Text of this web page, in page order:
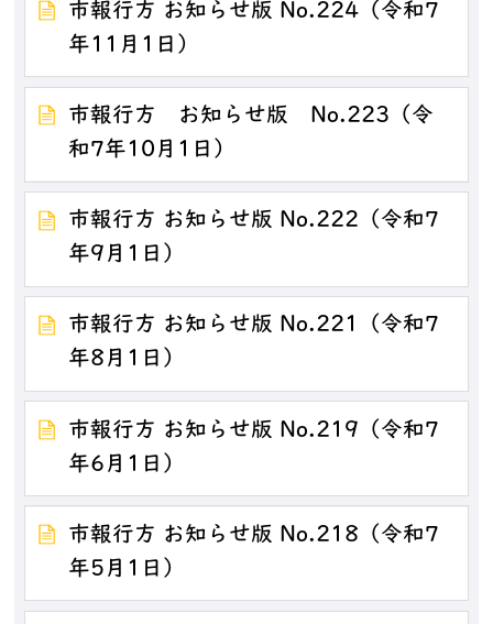
市報行方 お知らせ版 No.224（令和7
年11月1日）
市報行方 お知らせ版 No.223（令
和7年10月1日）
市報行方 お知らせ版 No.222（令和7
年9月1日）
市報行方 お知らせ版 No.221（令和7
年8月1日）
市報行方 お知らせ版 No.219（令和7
年6月1日）
市報行方 お知らせ版 No.218（令和7
年5月1日）